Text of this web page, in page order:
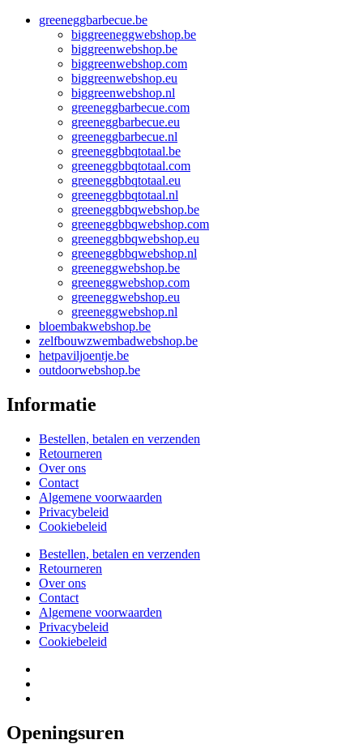
greeneggbarbecue.be
biggreeneggwebshop.be
biggreenwebshop.be
biggreenwebshop.com
biggreenwebshop.eu
biggreenwebshop.nl
greeneggbarbecue.com
greeneggbarbecue.eu
greeneggbarbecue.nl
greeneggbbqtotaal.be
greeneggbbqtotaal.com
greeneggbbqtotaal.eu
greeneggbbqtotaal.nl
greeneggbbqwebshop.be
greeneggbbqwebshop.com
greeneggbbqwebshop.eu
greeneggbbqwebshop.nl
greeneggwebshop.be
greeneggwebshop.com
greeneggwebshop.eu
greeneggwebshop.nl
bloembakwebshop.be
zelfbouwzwembadwebshop.be
hetpaviljoentje.be
outdoorwebshop.be
Informatie
Bestellen, betalen en verzenden
Retourneren
Over ons
Contact
Algemene voorwaarden
Privacybeleid
Cookiebeleid
Bestellen, betalen en verzenden
Retourneren
Over ons
Contact
Algemene voorwaarden
Privacybeleid
Cookiebeleid
Openingsuren